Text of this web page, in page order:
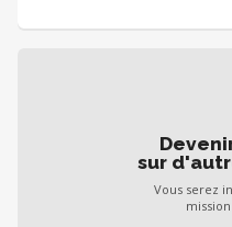
sur
Vous serez